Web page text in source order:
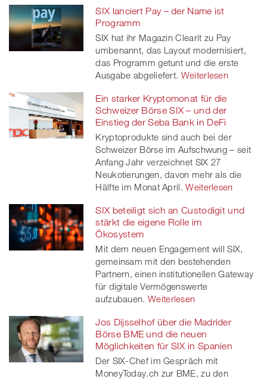
SIX lanciert Pay – der Name ist
Programm
SIX hat ihr Magazin Clearit zu Pay
umbenannt, das Layout modernisiert,
das Programm getunt und die erste
Ausgabe abgeliefert. Weiterlesen
Ein starker Kryptomonat für die
Schweizer Börse SIX – und der
Einstieg der Seba Bank in DeFi
Kryptoprodukte sind auch bei der
Schweizer Börse im Aufschwung – seit
Anfang Jahr verzeichnet SIX 27
Neukotierungen, davon mehr als die
Hälfte im Monat April. Weiterlesen
SIX beteiligt sich an Custodigit und
stärkt die eigene Rolle im
Ökosystem
Mit dem neuen Engagement will SIX,
gemeinsam mit den bestehenden
Partnern, einen institutionellen Gateway
für digitale Vermögenswerte
aufzubauen. Weiterlesen
Jos Dijsselhof über die Madrider
Börse BME und die neuen
Möglichkeiten für SIX in Spanien
Der SIX-Chef im Gespräch mit
MoneyToday.ch zur BME, zu den